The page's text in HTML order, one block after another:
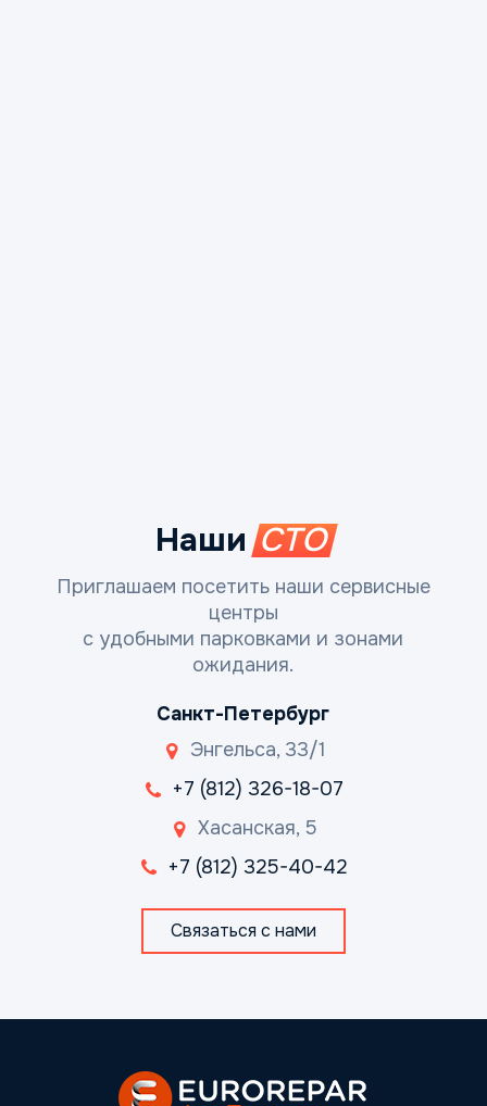
Наши СТО
Приглашаем посетить наши сервисные
центры
с удобными парковками и зонами
ожидания.
Санкт-Петербург
Энгельса, 33/1
+7 (812) 326-18-07
Хасанская, 5
+7 (812) 325-40-42
Связаться с нами